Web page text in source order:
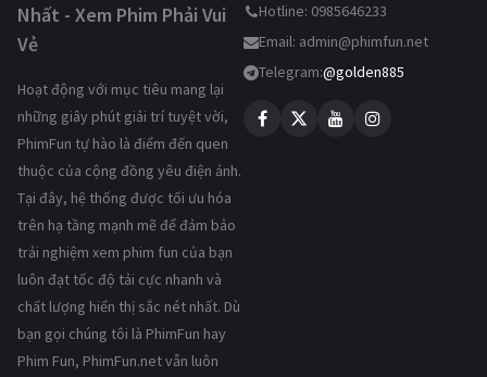
Nhất - Xem Phim Phải Vui
Vẻ
Hoạt động với mục tiêu mang lại
những giây phút giải trí tuyệt vời,
PhimFun tự hào là điểm đến quen
thuộc của cộng đồng yêu điện ảnh.
Tại đây, hệ thống được tối ưu hóa
trên hạ tầng mạnh mẽ để đảm bảo
trải nghiệm xem phim fun của bạn
luôn đạt tốc độ tải cực nhanh và
chất lượng hiển thị sắc nét nhất. Dù
bạn gọi chúng tôi là PhimFun hay
Phim Fun, PhimFun.net vẫn luôn
Hotline: 0985646233
Email: admin@phimfun.net
Telegram:@golden885